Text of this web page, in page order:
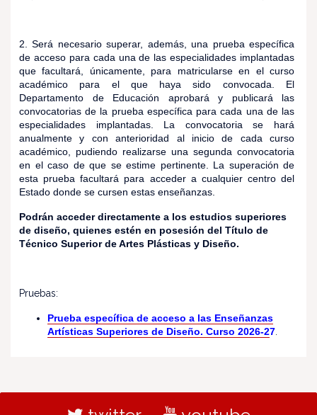
2.
Será necesario superar, además, una prueba específica
de acceso para cada una de las especialidades implantadas
que facultará, únicamente, para matricularse en el curso
académico para el que haya sido convocada. El
Departamento de Educación aprobará y publicará las
convocatorias de la prueba específica para cada una de las
especialidades implantadas. La convocatoria se hará
anualmente y con anterioridad al inicio de cada curso
académico, pudiendo realizarse una segunda convocatoria
en el caso de que se estime pertinente. La superación de
esta prueba facultará para acceder a cualquier centro del
Estado donde se cursen estas enseñanzas.
Podrán acceder directamente a los estudios superiores
de diseño, quienes estén en posesión del Título de
Técnico Superior de Artes Plásticas y Diseño.
Pruebas:
Prueba específica de acceso a las Enseñanzas
Artísticas Superiores de Diseño. Curso 2026-27